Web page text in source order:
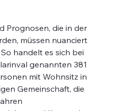
Prognosen, die in der
müssen nuanciert
handelt es sich bei
genannten 381
mit Wohnsitz in
Gemeinschaft, die